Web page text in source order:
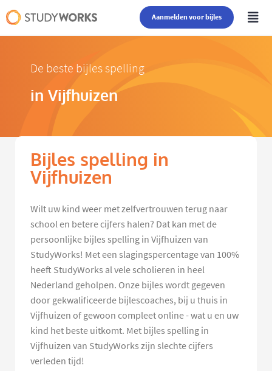
Aanmelden voor bijles
De beste bijles spelling
in Vijfhuizen
Bijles spelling in
Vijfhuizen
Wilt uw kind weer met zelfvertrouwen terug naar
school en betere cijfers halen? Dat kan met de
persoonlijke bijles spelling in Vijfhuizen van
StudyWorks! Met een slagingspercentage van 100%
heeft StudyWorks al vele scholieren in heel
Nederland geholpen. Onze bijles wordt gegeven
door gekwalificeerde bijlescoaches, bij u thuis in
Vijfhuizen of gewoon compleet online - wat u en uw
kind het beste uitkomt. Met bijles spelling in
Vijfhuizen van StudyWorks zijn slechte cijfers
verleden tijd!